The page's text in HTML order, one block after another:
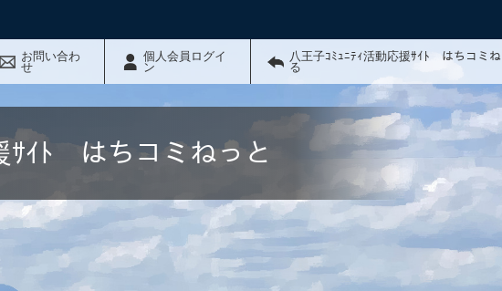
お問い合わ
せ
個人会員ログイ
ン
八王子ｺﾐｭﾆﾃｨ活動応援ｻｲﾄ はちコミ
る
ｻｲﾄ はちコミねっと